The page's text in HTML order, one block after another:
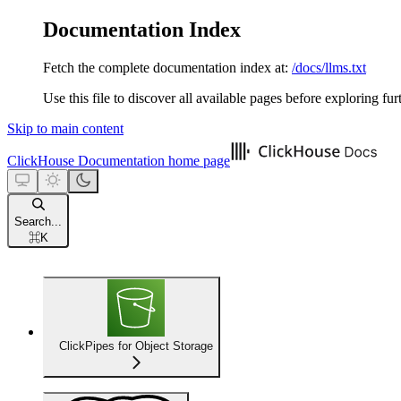
Documentation Index
Fetch the complete documentation index at: /docs/llms.txt
Use this file to discover all available pages before exploring
Skip to main content
ClickHouse Documentation home page
Search...
⌘K
ClickPipes for Object Storage